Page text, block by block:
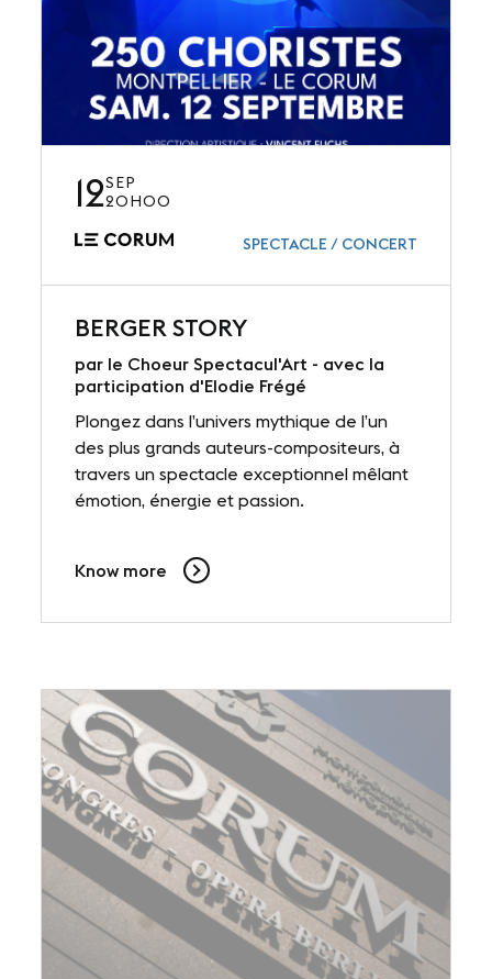
12SEP
20H00
SPECTACLE / CONCERT
BERGER STORY
par le Choeur Spectacul'Art - avec la
participation d'Elodie Frégé
Plongez dans l’univers mythique de l’un
des plus grands auteurs-compositeurs, à
travers un spectacle exceptionnel mêlant
émotion, énergie et passion.
Know more